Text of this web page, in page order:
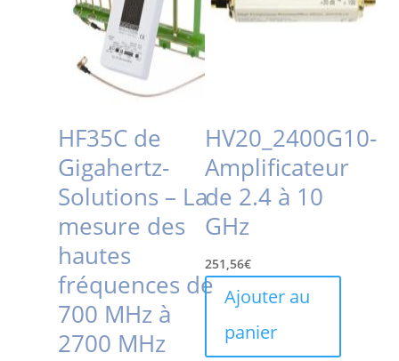
HF35C de
Gigahertz-
Solutions – La
mesure des
hautes
fréquences de
700 MHz à
2700 MHz
HV20_2400G10-
Amplificateur
de 2.4 à 10
GHz
251,56€
Ajouter au
panier